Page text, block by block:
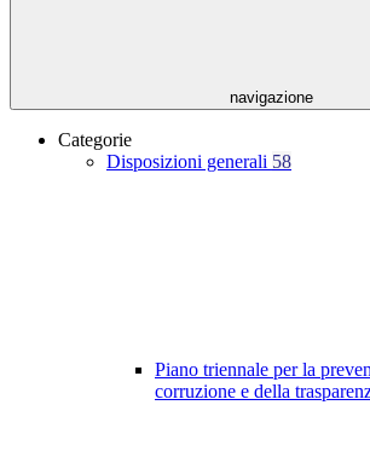
navigazione
Categorie
Disposizioni generali 58
Piano triennale per la
corruzione e della